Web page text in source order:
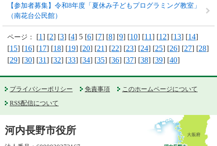
【参加者募集】令和8年度「夏休み子どもプログラミング教室」
（南花台公民館）
ページ： [1] [2] [3] [4] 5 [6] [7] [8] [9] [10] [11] [12] [13] [14]
[15] [16] [17] [18] [19] [20] [21] [22] [23] [24] [25] [26] [27] [28]
[29] [30] [31] [32] [33] [34] [35] [36] [37] [38] [39] [40]
プライバシーポリシー 免責事項
このホームページについて
RSS配信について
河内長野市役所